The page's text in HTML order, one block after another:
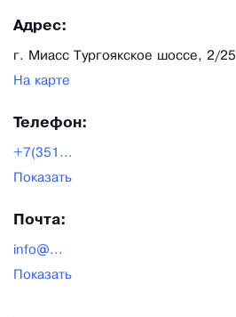
Адрес:
г. Миасс Тургоякское шоссе, 2/25
На карте
Телефон:
+7(351...
Показать
Почта:
info@...
Показать